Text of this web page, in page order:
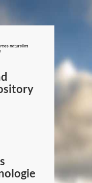
/
Canada